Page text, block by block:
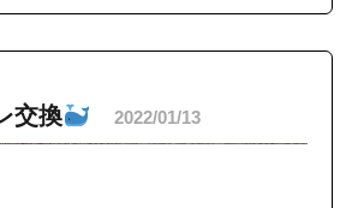
交換 2022/01/13